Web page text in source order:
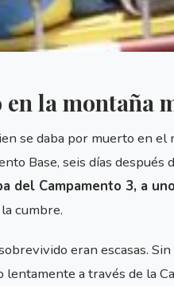
en la montaña
se daba por muerto en
Base, seis días después
del Campamento 3, a
cumbre.
eran escasas.
a través de la